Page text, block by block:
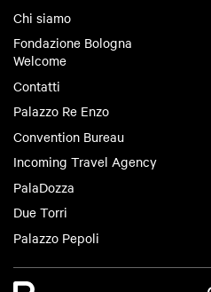
Chi siamo
Fondazione Bologna
Welcome
Contatti
Palazzo Re Enzo
Convention Bureau
Incoming Travel Agency
PalaDozza
Due Torri
Palazzo Pepoli